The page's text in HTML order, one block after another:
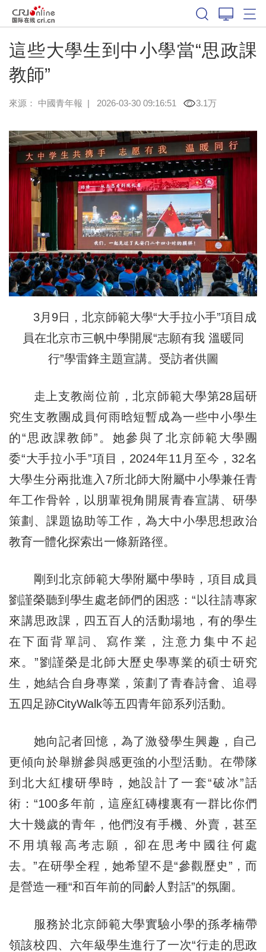
這些大學生到中小學當“思政課
教師”
來源： 中國青年報 | 2026-03-30 09:16:51 3.1万
3月9日，北京師範大學“大手拉小手”項目成
員在北京市三帆中學開展“志願有我 溫暖同
行”學雷鋒主題宣講。受訪者供圖
走上支教崗位前，北京師範大學第28屆研
究生支教團成員何雨晗短暫成為一些中小學生
的“思政課教師”。她參與了北京師範大學團
委“大手拉小手”項目，2024年11月至今，32名
大學生分兩批進入7所北師大附屬中小學兼任青
年工作骨幹，以朋輩視角開展青春宣講、研學
策劃、課題協助等工作，為大中小學思想政治
教育一體化探索出一條新路徑。
剛到北京師範大學附屬中學時，項目成員
劉謹榮聽到學生處老師們的困惑：“以往請專家
來講思政課，四五百人的活動場地，有的學生
在下面背單詞、寫作業，注意力集中不起
來。”劉謹榮是北師大歷史學專業的碩士研究
生，她結合自身專業，策劃了青春詩會、追尋
五四足跡CityWalk等五四青年節系列活動。
她向記者回憶，為了激發學生興趣，自己
更傾向於舉辦參與感更強的小型活動。在帶隊
到北大紅樓研學時，她設計了一套“破冰”話
術：“100多年前，這座紅磚樓裏有一群比你們
大十幾歲的青年，他們沒有手機、外賣，甚至
不用填報高考志願，卻在思考中國往何處
去。”在研學全程，她希望不是“參觀歷史”，而
是營造一種“和百年前的同齡人對話”的氛圍。
服務於北京師範大學實驗小學的孫孝楠帶
領該校四、六年級學生進行了一次“行走的思政